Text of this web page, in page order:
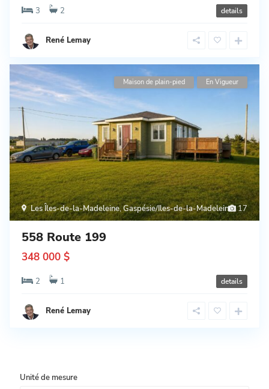
3 2 details
René Lemay
17
Les Îles-de-la-Madeleine,Gaspésie/Iles-de-la-Madeleine
Maison de plain-pied En Vigueur
558 Route 199
348 000 $
2 1 details
René Lemay
Unité de mesure